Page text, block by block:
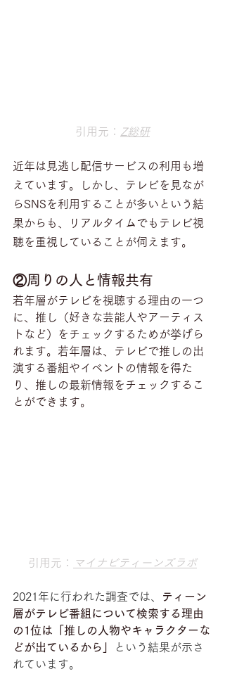
引用元： Z総研
近年は見逃し配信サービスの利用も増
えています。しかし、テレビを見なが
らSNSを利用することが多いという結
果からも、リアルタイムでもテレビ視
聴を重視していることが伺えます。
②周りの人と情報共有
若年層がテレビを視聴する理由の一つ
に、推し（好きな芸能人やアーティス
トなど）をチェックするためが挙げら
れます。若年層は、テレビで推しの出
演する番組やイベントの情報を得た
り、推しの最新情報をチェックするこ
とができます。
引用元： マイナビティーンズラボ
2021年に行われた調査では、
ティーン
層がテレビ番組について検索する理由
の1位は「推しの人物やキャラクターな
どが出ているから」
という結果が示さ
れています。